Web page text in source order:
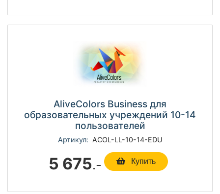
AliveColors Business для
образовательных учреждений 10-14
пользователей
Артикул: ACOL-LL-10-14-EDU
5 675.- Купить